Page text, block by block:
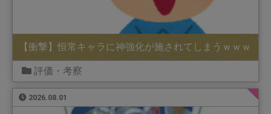
【衝撃】恒常キャラに神強化が施されてしまうｗｗｗ
評価・考察
2026.08.01